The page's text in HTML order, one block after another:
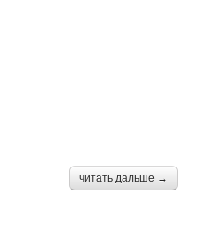
читать дальше →